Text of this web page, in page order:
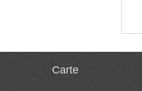
Carte